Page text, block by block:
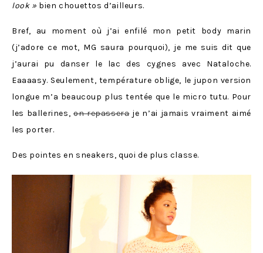
look » bien chouettos d’ailleurs.
Bref, au moment où j’ai enfilé mon petit body marin
(j’adore ce mot, MG saura pourquoi), je me suis dit que
j’aurai pu danser le lac des cygnes avec Nataloche.
Eaaaasy. Seulement, température oblige, le jupon version
longue m’a beaucoup plus tentée que le micro tutu. Pour
les ballerines,on repasseraje n’ai jamais vraiment aimé
les porter.
Des pointes en sneakers, quoi de plus classe.